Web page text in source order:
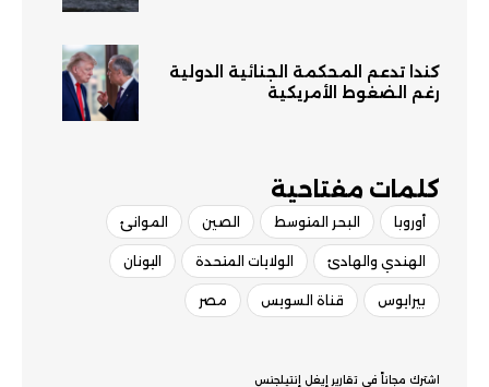
كندا تدعم المحكمة الجنائية الدولية
رغم الضغوط الأمريكية
كلمات مفتاحية​
أوروبا البحر المتوسط الصين الموانئ
الهندي والهادئ الولايات المتحدة اليونان
بيرايوس قناة السويس مصر
اشترك مجاناً في تقارير إيغل إنتيلجنس